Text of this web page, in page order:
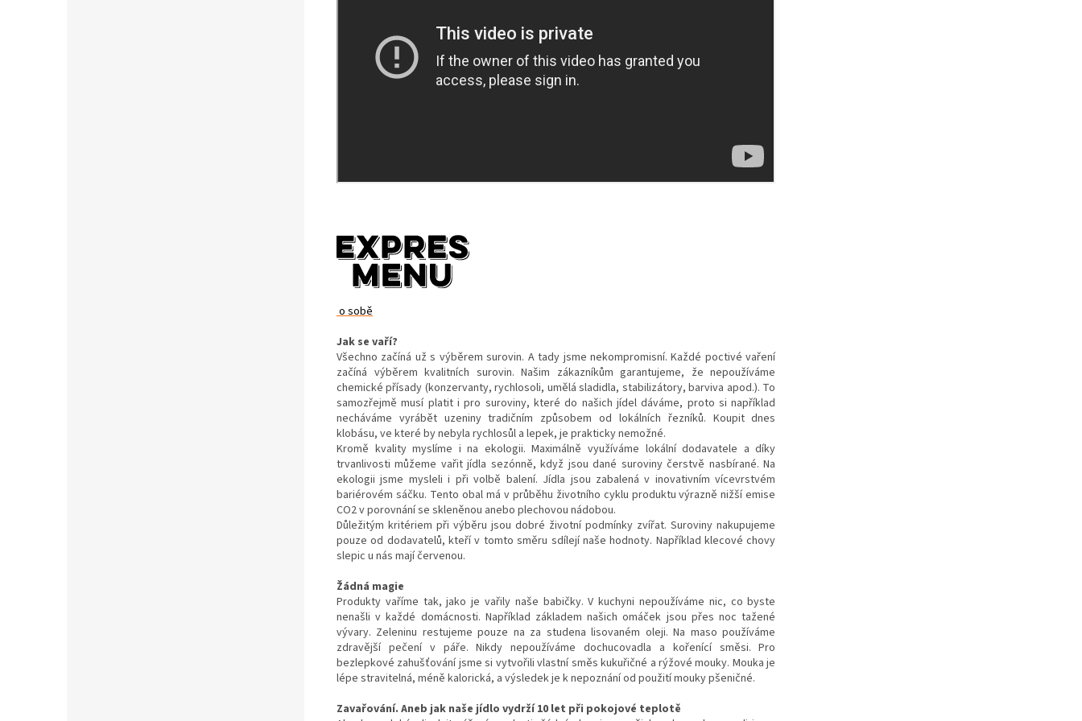
o sobě
Jak se vaří?
Všechno začíná už s výběrem surovin. A tady jsme nekompromisní. Každé poctivé vaření
začíná výběrem kvalitních surovin. Našim zákazníkům garantujeme, že nepoužíváme
chemické přísady (konzervanty, rychlosoli, umělá sladidla, stabilizátory, barviva apod.). To
samozřejmě musí platit i pro suroviny, které do našich jídel dáváme, proto si například
necháváme vyrábět uzeniny tradičním způsobem od lokálních řezníků. Koupit dnes
klobásu, ve které by nebyla rychlosůl a lepek, je prakticky nemožné.
Kromě kvality myslíme i na ekologii. Maximálně využíváme lokální dodavatele a díky
trvanlivosti můžeme vařit jídla sezónně, když jsou dané suroviny čerstvě nasbírané. Na
ekologii jsme mysleli i při volbě balení. Jídla jsou zabalená v inovativním vícevrstvém
bariérovém sáčku. Tento obal má v průběhu životního cyklu produktu výrazně nižší emise
CO2 v porovnání se skleněnou anebo plechovou nádobou.
Důležitým kritériem při výběru jsou dobré životní podmínky zvířat. Suroviny nakupujeme
pouze od dodavatelů, kteří v tomto směru sdílejí naše hodnoty. Například klecové chovy
slepic u nás mají červenou.
Žádná magie
Produkty vaříme tak, jako je vařily naše babičky. V kuchyni nepoužíváme nic, co byste
nenašli v každé domácnosti. Například základem našich omáček jsou přes noc tažené
vývary. Zeleninu restujeme pouze na za studena lisovaném oleji. Na maso používáme
zdravější pečení v páře. Nikdy nepoužíváme dochucovadla a kořenící směsi. Pro
bezlepkové zahušťování jsme si vytvořili vlastní směs kukuřičné a rýžové mouky. Mouka je
lépe stravitelná, méně kalorická, a výsledek je k nepoznání od použití mouky pšeničné.
Zavařování. Aneb jak naše jídlo vydrží 10 let při pokojové teplotě